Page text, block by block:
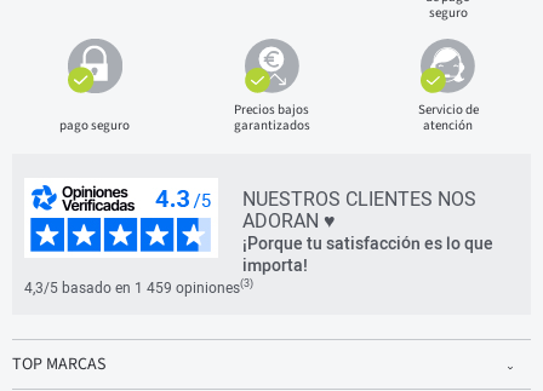
seguro
pago seguro
Precios bajos
garantizados
Servicio de
atención
NUESTROS CLIENTES NOS
ADORAN ♥
¡Porque tu satisfacción es lo que
importa!
4,3/5 basado en 1 459 opiniones(3)
TOP MARCAS